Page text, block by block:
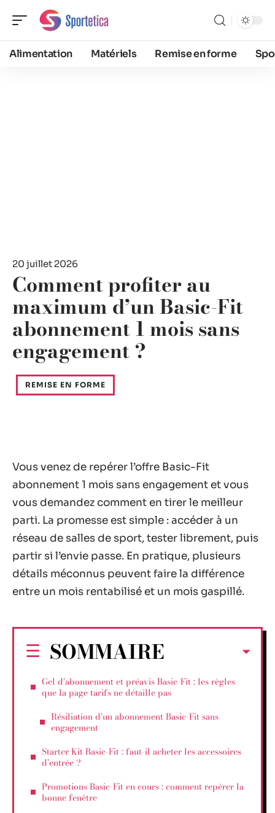
Alimentation Matériels Remise en forme
20 juillet 2026
Comment profiter au
maximum d’un Basic-Fit
abonnement 1 mois sans
engagement ?
REMISE EN FORME
Vous venez de repérer l’offre Basic-Fit
abonnement 1 mois sans engagement et vous
vous demandez comment en tirer le meilleur
parti. La promesse est simple : accéder à un
réseau de salles de sport, tester librement, puis
partir si l’envie passe. En pratique, plusieurs
détails méconnus peuvent faire la différence
entre un mois rentabilisé et un mois gaspillé.
SOMMAIRE
Gel d’abonnement et préavis Basic-Fit : les règles
que la page tarifs ne détaille pas
Résiliation d’un abonnement Basic-Fit sans
engagement
Starter Kit Basic-Fit : faut-il acheter les accessoires
d’entrée ?
Promotions Basic-Fit en cours : comment repérer la
bonne fenêtre